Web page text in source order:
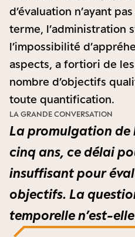
d’évaluation n’ayant
terme, l’administration
l’impossibilité
aspects, a fortiori de
nombre d’objectifs
toute quantification.
La promulgation
cinq ans, ce délai
insuffisant pour
objectifs. La
temporelle n’est-
LA GRANDE CONVERSATION